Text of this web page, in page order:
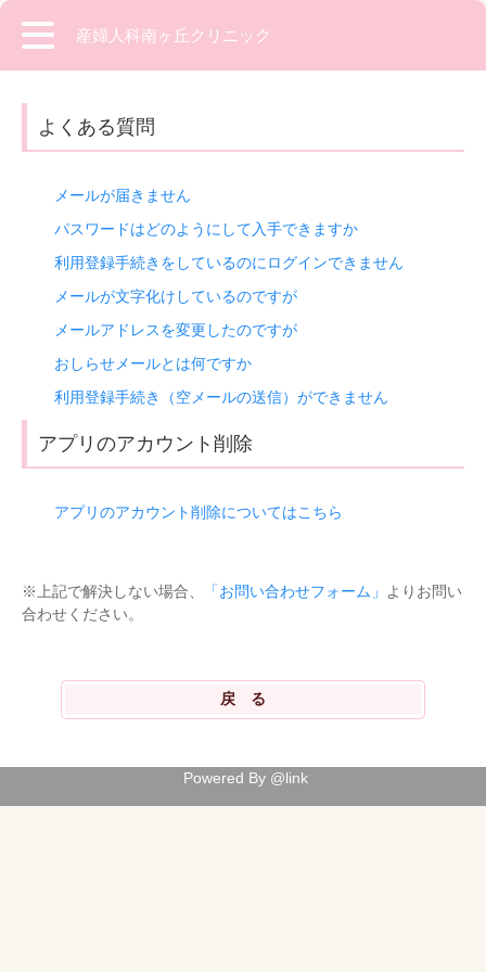
産婦人科南ヶ丘クリニック
よくある質問
メールが届きません
パスワードはどのようにして入手できますか
利用登録手続きをしているのにログインできません
メールが文字化けしているのですが
メールアドレスを変更したのですが
おしらせメールとは何ですか
利用登録手続き（空メールの送信）ができません
アプリのアカウント削除
アプリのアカウント削除についてはこちら
※上記で解決しない場合、 「お問い合わせフォーム」
よりお問い
合わせください。
Powered By @link